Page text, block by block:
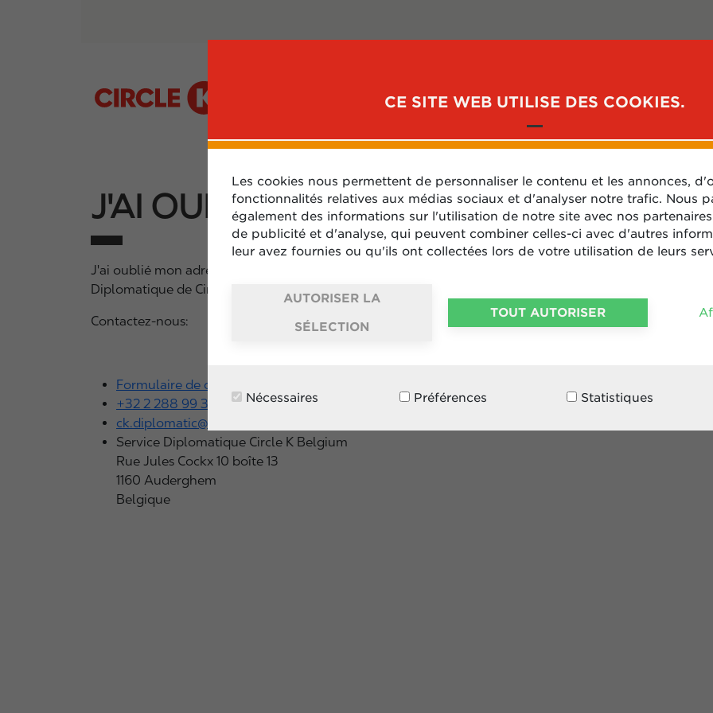
CE SITE WEB UTILISE DES COOKIES.
Les cookies nous permettent de personnaliser le contenu et les annonces,
fonctionnalités relatives aux médias sociaux et d'analyser notre trafic. Nous
également des informations sur l'utilisation de notre site avec nos
de publicité et d'analyse, qui peuvent combiner celles-ci avec d'autres
leur avez fournies ou qu'ils ont collectées lors de votre utilisation de leurs
AUTORISER LA
SÉLECTION
TOUT AUTORISER
Nécessaires Préférences Statistiques
PRODUIT SERVICE CLIENT AVANTAGES
J'AI OUBLIÉ MON ADRESSE EMAIL ?
J'ai oublié mon adresse email pour me connecter à l'espace client Diplomatique, dans ce cas-ci, nous
Diplomatique de Circle K.
Contactez-nous:
Formulaire de contact
+32 2 288 99 36
ck.diplomatic@circlekeurope.com
Service Diplomatique Circle K Belgium
Rue Jules Cockx 10 boîte 13
1160 Auderghem
Belgique